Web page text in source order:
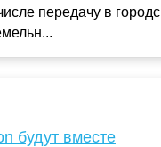
передачу в
будут вместе